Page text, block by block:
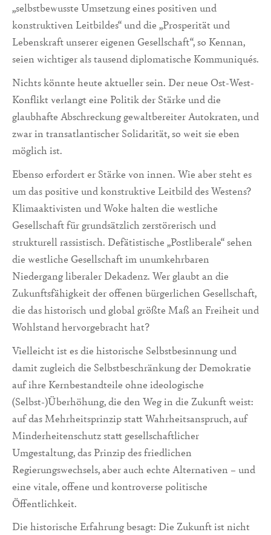
„selbstbewusste Umsetzung eines positiven und
konstruktiven Leitbildes“ und die „Prosperität und
Lebenskraft unserer eigenen Gesellschaft“, so Kennan,
seien wichtiger als tausend diplomatische Kommuniqués.
Nichts könnte heute aktueller sein. Der neue Ost-West-
Konflikt verlangt eine Politik der Stärke und die
glaubhafte Abschreckung gewaltbereiter Autokraten, und
zwar in transatlantischer Solidarität, so weit sie eben
möglich ist.
Ebenso erfordert er Stärke von innen. Wie aber steht es
um das positive und konstruktive Leitbild des Westens?
Klimaaktivisten und Woke halten die westliche
Gesellschaft für grundsätzlich zerstörerisch und
strukturell rassistisch. Defätistische „Postliberale“ sehen
die westliche Gesellschaft im unumkehrbaren
Niedergang liberaler Dekadenz. Wer glaubt an die
Zukunftsfähigkeit der offenen bürgerlichen Gesellschaft,
die das historisch und global größte Maß an Freiheit und
Wohlstand hervorgebracht hat?
Vielleicht ist es die historische Selbstbesinnung und
damit zugleich die Selbstbeschränkung der Demokratie
auf ihre Kernbestandteile ohne ideologische
(Selbst-)Überhöhung, die den Weg in die Zukunft weist:
auf das Mehrheitsprinzip statt Wahrheitsanspruch, auf
Minderheitenschutz statt gesellschaftlicher
Umgestaltung, das Prinzip des friedlichen
Regierungswechsels, aber auch echte Alternativen – und
eine vitale, offene und kontroverse politische
Öffentlichkeit.
Die historische Erfahrung besagt: Die Zukunft ist nicht